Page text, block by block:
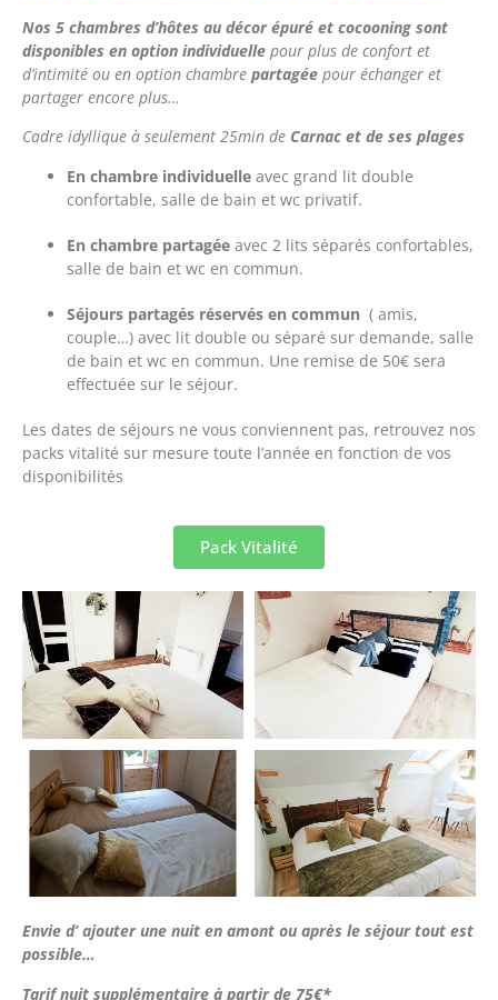
Nos 5 chambres d’hôtes au décor épuré et cocooning sont
disponibles en option individuelle pour plus de confort et
d’intimité ou en option chambre partagée pour échanger et
partager encore plus…
Cadre idyllique à seulement 25min de Carnac et de ses plages
En chambre individuelle avec grand lit double
confortable, salle de bain et wc privatif.
En chambre partagée avec 2 lits séparés confortables,
salle de bain et wc en commun.
Séjours partagés réservés en commun ( amis,
couple…) avec lit double ou séparé sur demande, salle
de bain et wc en commun. Une remise de 50€ sera
effectuée sur le séjour.
Les dates de séjours ne vous conviennent pas, retrouvez nos
packs vitalité sur mesure toute l’année en fonction de vos
disponibilités
Pack Vitalité
Envie d’ ajouter une nuit en amont ou après le séjour tout est
possible…
Tarif nuit supplémentaire à partir de 75€*